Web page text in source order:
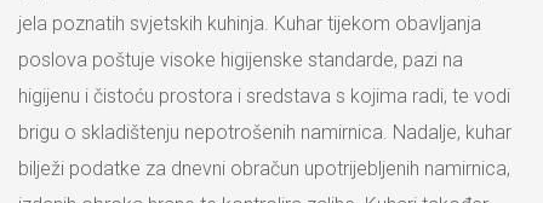
jela poznatih svjetskih kuhinja. Kuhar tijekom obavljanja
poslova poštuje visoke higijenske standarde, pazi na
higijenu i čistoću prostora i sredstava s kojima radi, te vodi
brigu o skladištenju nepotrošenih namirnica. Nadalje, kuhar
bilježi podatke za dnevni obračun upotrijebljenih namirnica,